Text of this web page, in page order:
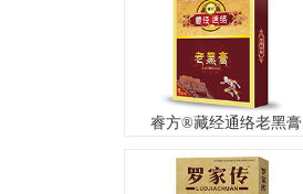
睿方®藏经通络老黑膏